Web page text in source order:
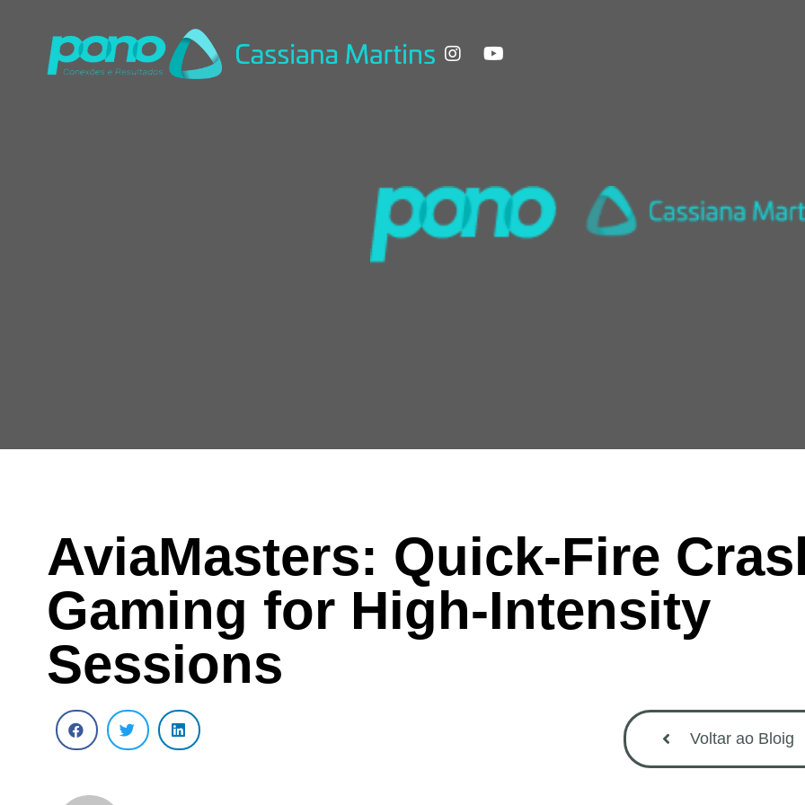
AviaMasters: Quick‑Fire
Gaming for High‑Intensity
Sessions
Voltar ao Bloig